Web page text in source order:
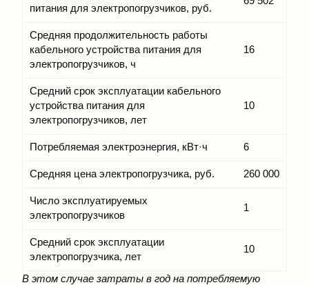
питания для электропогрузчиков, руб.
Средняя продолжительность работы
кабельного устройства питания для
электропогрузчиков, ч
16
Средний срок эксплуатации кабельного
устройства питания для
электропогрузчиков, лет
10
Потребляемая электроэнергия, кВт·ч 6
Средняя цена электропогрузчика, руб. 260 000
Число эксплуатируемых
электропогрузчиков
1
Средний срок эксплуатации
электропогрузчика, лет
10
В этом случае затраты в год на потребляемую